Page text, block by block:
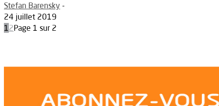
Stefan Barensky -
24 juillet 2019
12Page 1 sur 2